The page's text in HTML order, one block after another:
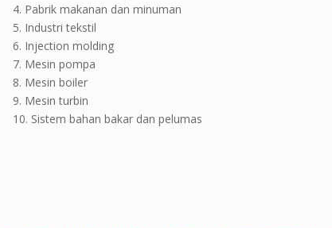
Pabrik makanan dan minuman
Industri tekstil
Injection molding
Mesin pompa
Mesin boiler
Mesin turbin
Sistem bahan bakar dan pelumas